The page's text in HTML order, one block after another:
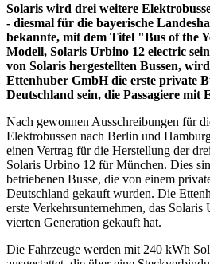
Solaris wird drei weitere
- diesmal für die bayerische
bekannte, mit dem Titel "Bus of the
Modell, Solaris Urbino 12 electric
von Solaris hergestellten Bussen,
Ettenhuber GmbH die erste private
Deutschland sein, die Passagiere mit
Nach gewonnen Ausschreibungen für
Elektrobussen nach Berlin und
einen Vertrag für die Herstellung der
Solaris Urbino 12 für München. Dies
betriebenen Busse, die von einem
Deutschland gekauft wurden. Die
erste Verkehrsunternehmen, das
vierten Generation gekauft hat.
Die Fahrzeuge werden mit 240 kWh